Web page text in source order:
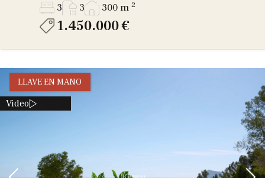
3 3 300 m 2
1.450.000 €
LLAVE EN MANO
Video